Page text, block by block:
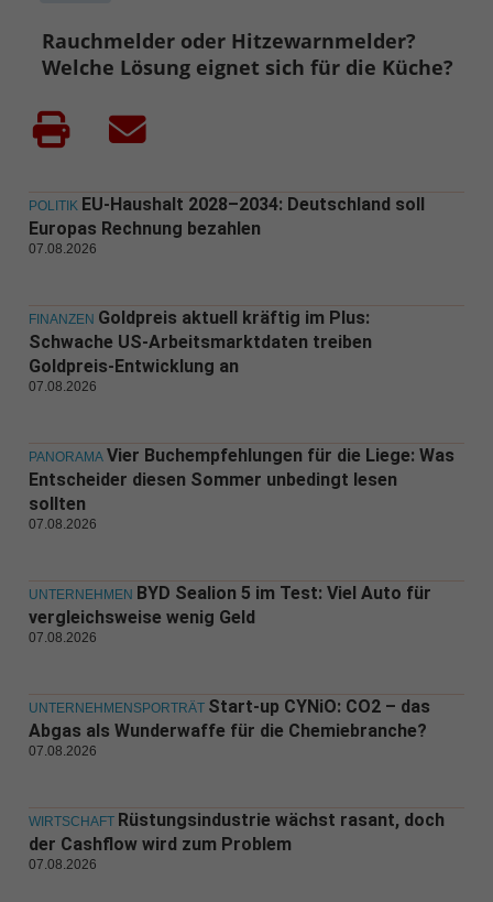
Rauchmelder oder Hitzewarnmelder?
Welche Lösung eignet sich für die Küche?
POLITIK EU-Haushalt 2028–2034: Deutschland soll
Europas Rechnung bezahlen
07.08.2026
FINANZEN Goldpreis aktuell kräftig im Plus:
Schwache US-Arbeitsmarktdaten treiben
Goldpreis-Entwicklung an
07.08.2026
PANORAMA Vier Buchempfehlungen für die Liege: Was
Entscheider diesen Sommer unbedingt lesen
sollten
07.08.2026
UNTERNEHMEN BYD Sealion 5 im Test: Viel Auto für
vergleichsweise wenig Geld
07.08.2026
UNTERNEHMENSPORTRÄT Start-up CYNiO: CO2 – das
Abgas als Wunderwaffe für die Chemiebranche?
07.08.2026
WIRTSCHAFT Rüstungsindustrie wächst rasant, doch
der Cashflow wird zum Problem
07.08.2026